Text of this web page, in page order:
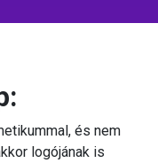
és nem
logójának is